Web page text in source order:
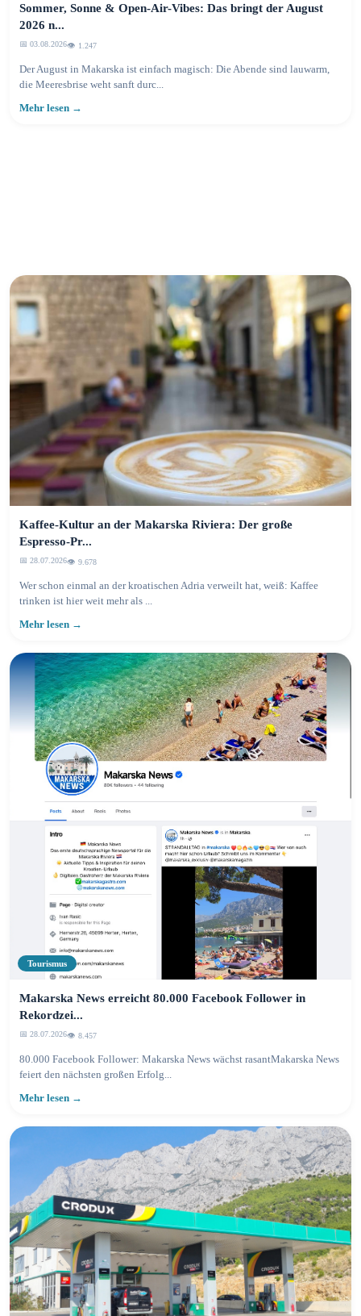
Sommer, Sonne & Open-Air-Vibes: Das bringt der August
2026 n...
📅 03.08.2026👁️ 1.250
Der August in Makarska ist einfach magisch: Die Abende sind lauwarm,
die Meeresbrise weht sanft durc...
Mehr lesen →
Kaffee-Kultur an der Makarska Riviera: Der große
Espresso-Pr...
📅 28.07.2026👁️ 9.680
Wer schon einmal an der kroatischen Adria verweilt hat, weiß: Kaffee
trinken ist hier weit mehr als ...
Mehr lesen →
Tourismus
Makarska News erreicht 80.000 Facebook Follower in
Rekordzei...
📅 28.07.2026👁️ 8.457
80.000 Facebook Follower: Makarska News wächst rasantMakarska News
feiert den nächsten großen Erfolg...
Mehr lesen →